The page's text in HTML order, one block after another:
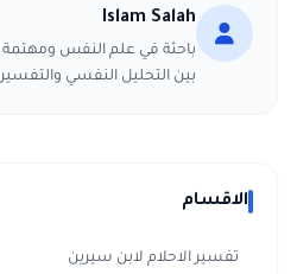
Islam Salah
باحثة في علم النفس ومهتمة
بين التحليل النفسي
الاقسام
تفسير الاحلام لابن سيرين